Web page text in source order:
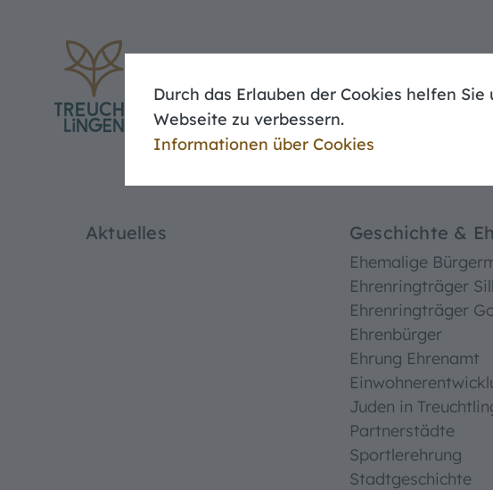
Durch das Erlauben der Cookies helfen Sie
Webseite zu verbessern.
Informationen über Cookies
Baugenehmigung
Aktuelles Geschichte &
Ehemalige
Ehrenringträger
Ehrenringträger
Ehrenbürger
Ehrung Ehrenamt
Juden in
Partnerstädte
Sportlerehrung
Stadtgeschichte